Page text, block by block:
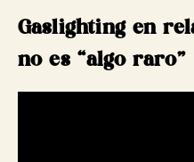
Gaslighting en
no es “algo raro”